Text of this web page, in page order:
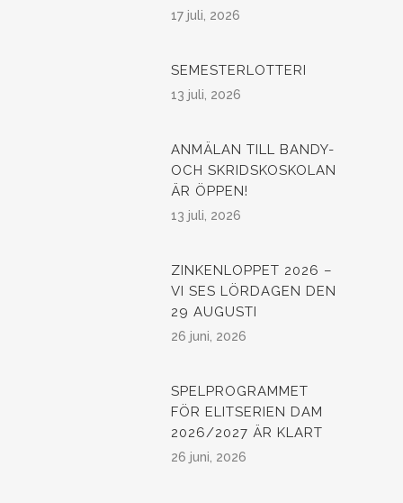
17 juli, 2026
SEMESTERLOTTERI
13 juli, 2026
ANMÄLAN TILL BANDY-
OCH SKRIDSKOSKOLAN
ÄR ÖPPEN!
13 juli, 2026
ZINKENLOPPET 2026 –
VI SES LÖRDAGEN DEN
29 AUGUSTI
26 juni, 2026
SPELPROGRAMMET
FÖR ELITSERIEN DAM
2026/2027 ÄR KLART
26 juni, 2026